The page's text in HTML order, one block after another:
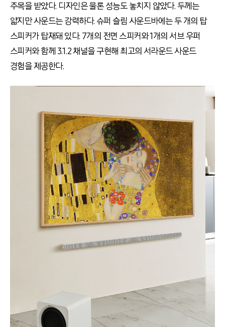
주목을 받았다. 디자인은 물론 성능도 놓치지 않았다.두께는
얇지만 사운드는 강력하다.슈퍼 슬림 사운드바에는 두 개의 탑
스피커가 탑재돼 있다. 7개의 전면 스피커와1개의 서브 우퍼
스피커와 함께 3.1.2채널을 구현해 최고의 서라운드 사운드
경험을 제공한다.